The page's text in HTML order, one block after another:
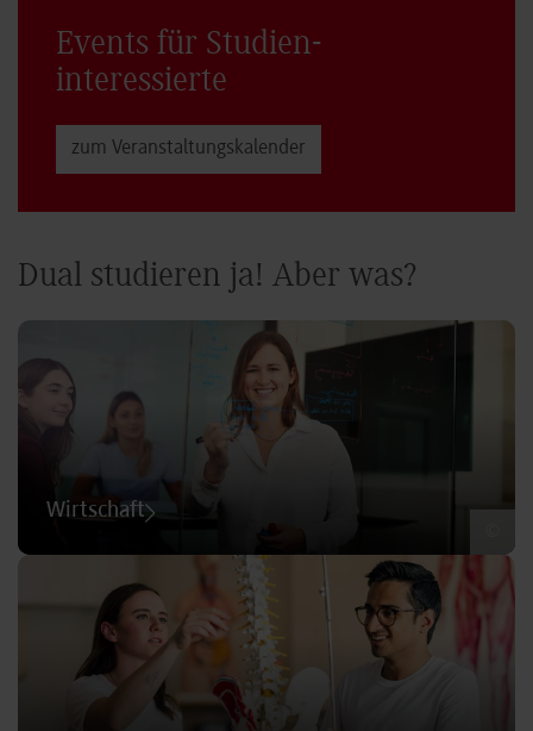
Events für Studien­
interessierte
zum Veranstaltungs­kalender
Dual studieren ja! Aber was?
Wirtschaft